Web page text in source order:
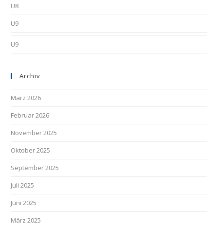
U8
U9
U9
Archiv
März 2026
Februar 2026
November 2025
Oktober 2025
September 2025
Juli 2025
Juni 2025
März 2025